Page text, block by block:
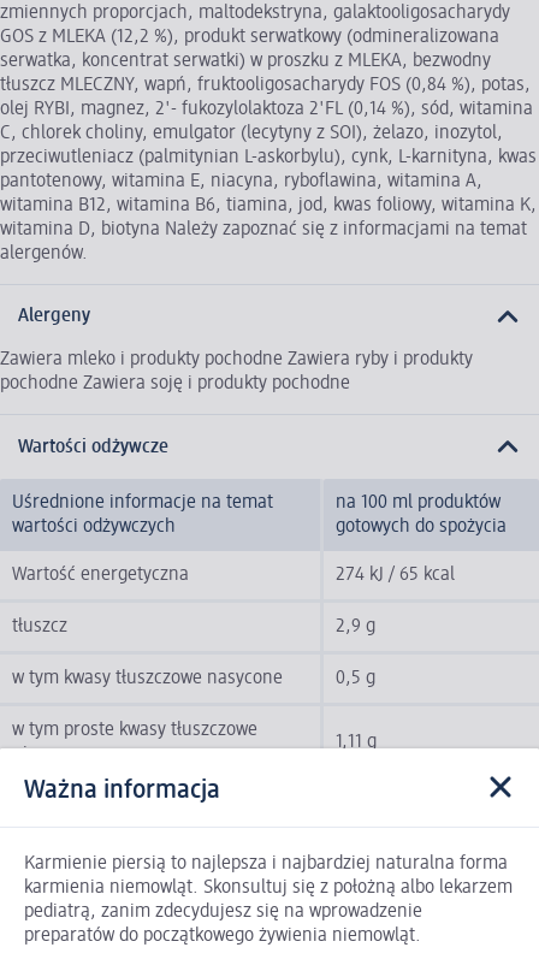
zmiennych proporcjach, maltodekstryna, galaktooligosacharydy
GOS z MLEKA (12,2 %), produkt serwatkowy (odmineralizowana
serwatka, koncentrat serwatki) w proszku z MLEKA, bezwodny
tłuszcz MLECZNY, wapń, fruktooligosacharydy FOS (0,84 %), potas,
olej RYBI, magnez, 2'- fukozylolaktoza 2'FL (0,14 %), sód, witamina
C, chlorek choliny, emulgator (lecytyny z SOI), żelazo, inozytol,
przeciwutleniacz (palmitynian L-askorbylu), cynk, L-karnityna, kwas
pantotenowy, witamina E, niacyna, ryboflawina, witamina A,
witamina B12, witamina B6, tiamina, jod, kwas foliowy, witamina K,
witamina D, biotyna Należy zapoznać się z informacjami na temat
alergenów.
Alergeny
Zawiera mleko i produkty pochodne Zawiera ryby i produkty
pochodne Zawiera soję i produkty pochodne
Wartości odżywcze
Uśrednione informacje na temat
wartości odżywczych
na 100 ml produktów
gotowych do spożycia
Wartość energetyczna 274 kJ / 65 kcal
tłuszcz 2,9 g
w tym kwasy tłuszczowe nasycone 0,5 g
w tym proste kwasy tłuszczowe
nienasycone
1,11 g
w tym kwasy tłuszczowe
wielonienasycone
węglowodany 8,1 g
w tym cukry 8,1 g
Ważna informacja
Karmienie piersią to najlepsza i najbardziej naturalna forma
karmienia niemowląt. Skonsultuj się z położną albo lekarzem
pediatrą, zanim zdecydujesz się na wprowadzenie
preparatów do początkowego żywienia niemowląt.